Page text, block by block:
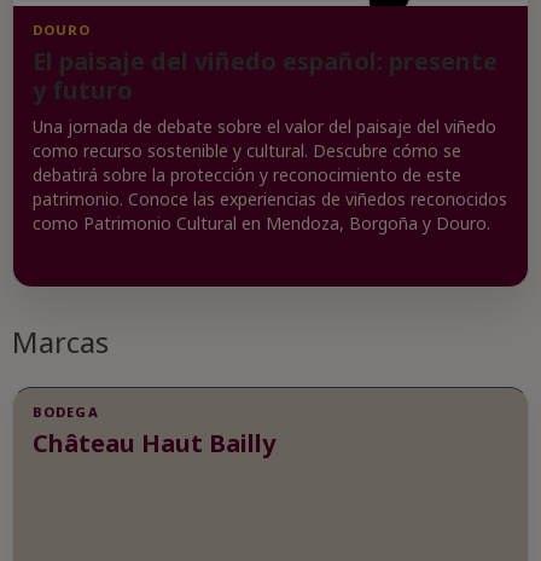
DOURO
El paisaje del viñedo español: presente
y futuro
Una jornada de debate sobre el valor del paisaje del viñedo
como recurso sostenible y cultural. Descubre cómo se
debatirá sobre la protección y reconocimiento de este
patrimonio. Conoce las experiencias de viñedos reconocidos
como Patrimonio Cultural en Mendoza, Borgoña y Douro.
Marcas
BODEGA
Château Haut Bailly